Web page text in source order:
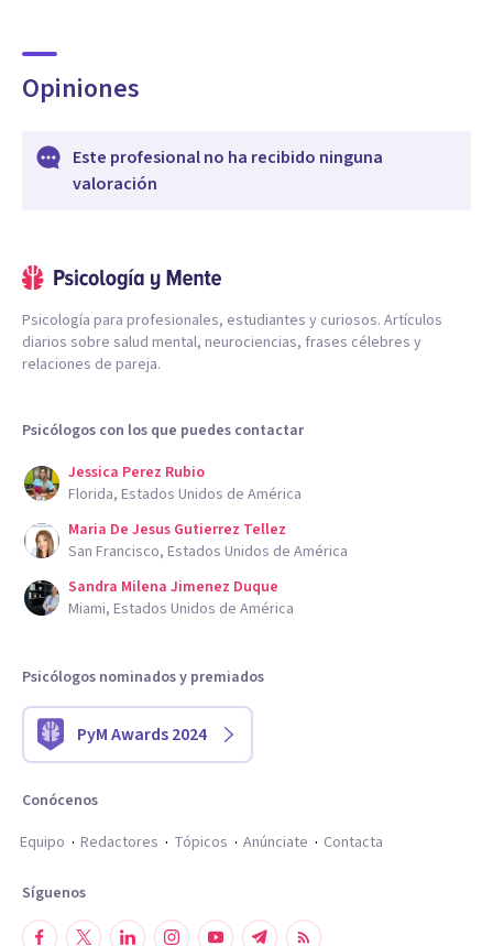
Opiniones
Este profesional no ha recibido ninguna
valoración
Psicología para profesionales, estudiantes y curiosos. Artículos
diarios sobre salud mental, neurociencias, frases célebres y
relaciones de pareja.
Psicólogos con los que puedes contactar
Jessica Perez Rubio
Florida, Estados Unidos de América
Maria De Jesus Gutierrez Tellez
San Francisco, Estados Unidos de América
Sandra Milena Jimenez Duque
Miami, Estados Unidos de América
Psicólogos nominados y premiados
PyM Awards 2024
Conócenos
Equipo
Redactores Tópicos Anúnciate Contacta
Síguenos